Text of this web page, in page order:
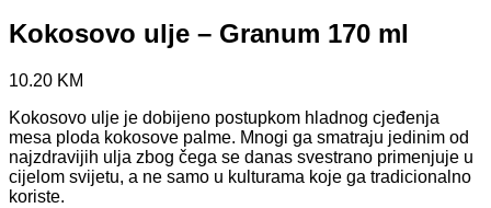
Kokosovo ulje – Granum 170 ml
10.20 KM
Kokosovo ulje je dobijeno postupkom hladnog cjeđenja
mesa ploda kokosove palme. Mnogi ga smatraju jedinim od
najzdravijih ulja zbog čega se danas svestrano primenjuje u
cijelom svijetu, a ne samo u kulturama koje ga tradicionalno
koriste.